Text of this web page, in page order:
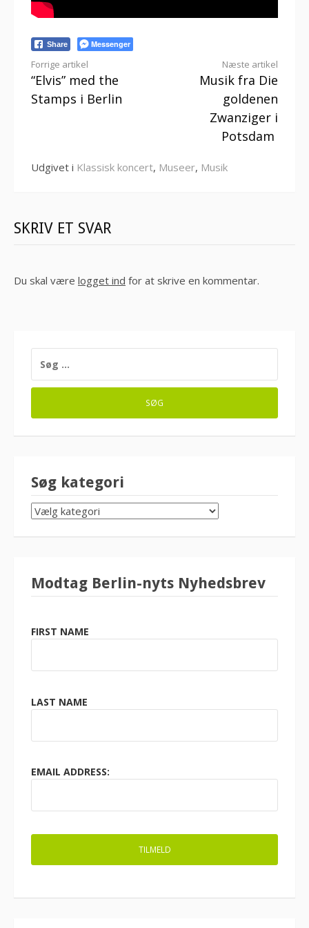
Share Messenger
Læs
videre
Forrige artikel
“Elvis” med the
Stamps i Berlin
Næste artikel
Musik fra Die
goldenen
Zwanziger i
Potsdam
Udgivet i Klassisk koncert, Museer, Musik
SKRIV ET SVAR
Du skal være logget ind for at skrive en kommentar.
EFTER:
Søg kategori
SØG
KATEGORI
Modtag Berlin-nyts Nyhedsbrev
FIRST NAME
LAST NAME
EMAIL ADDRESS: